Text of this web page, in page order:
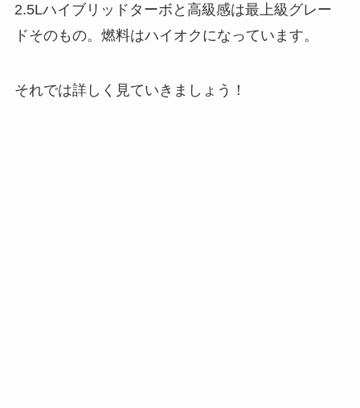
2.5Lハイブリッドターボと高級感は最上級グレー
ドそのもの。燃料はハイオクになっています。
それでは詳しく見ていきましょう！